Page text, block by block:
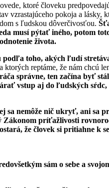
ktoré človeku
vzrastajúceho pokoja a lásky,
s ľudskou dôverčivosťou.
musí pýtať iného, potom
života.
toho, akých ľudí
reptáme, že nám chcú
správne, ten začína byť
vstup aj do ľudských sŕdc,
sa nemôže nič ukryť, ani sa
Zákonom príťažlivosti
že človek si pritiahne k
sám o sebe a